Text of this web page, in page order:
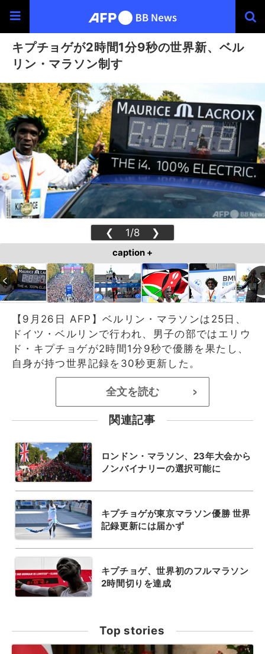
キプチョゲが2時間1分9秒の世界新、ベル
リン・マラソン制す
❮ 1/8 ❯
caption +
【9月26日 AFP】ベルリン・マラソンは25日、
ドイツ・ベルリンで行われ、男子の部ではエリウ
ド・キプチョゲが2時間1分9秒で優勝を果たし、
自身が持つ世界記録を30秒更新した。
全文を読む >
関連記事
ロンドン・マラソン、23年大会から
ノンバイナリーの選択可能に
キプチョゲが東京マラソン優勝 世界
記録更新には届かず
キプチョゲ、世界初のフルマラソン
2時間切りを達成
Top stories